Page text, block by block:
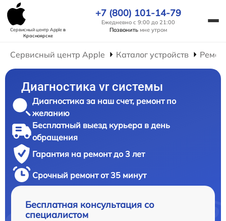
Сервисный центр Appleв
Красноярске
+7 (800) 101-14-79
Ежедневно с 9:00 до 21:00
Позвонить мне утром
Сервисный центр Apple Каталог устройств
Диагностика vr системы
Диагностика за наш счет, ремонт по
желанию
Бесплатный выезд курьера в день
обращения
Гарантия на ремонт до 3 лет
Срочный ремонт от 35 минут
Бесплатная консультация со
специалистом